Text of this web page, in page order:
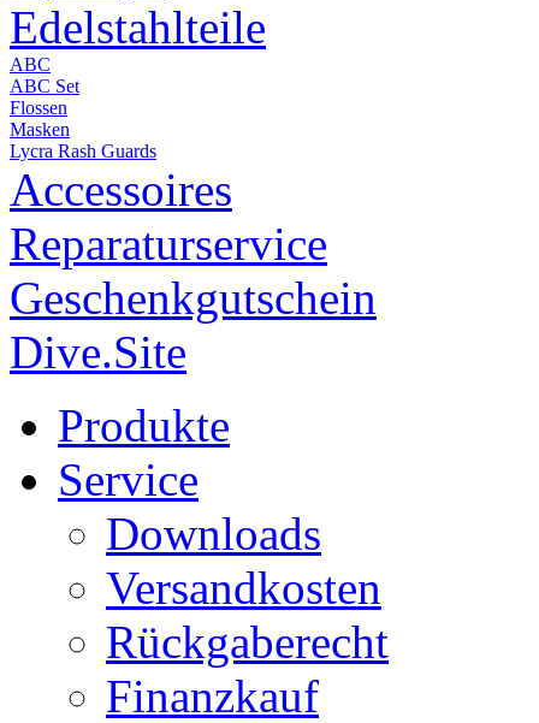
Edelstahlteile
ABC
ABC Set
Flossen
Masken
Lycra Rash Guards
Accessoires
Reparaturservice
Geschenkgutschein
Dive.Site
Produkte
Service
Downloads
Versandkosten
Rückgaberecht
Finanzkauf